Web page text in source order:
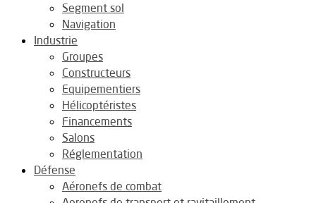
Segment sol
Navigation
Industrie
Groupes
Constructeurs
Equipementiers
Hélicoptéristes
Financements
Salons
Réglementation
Défense
Aéronefs de combat